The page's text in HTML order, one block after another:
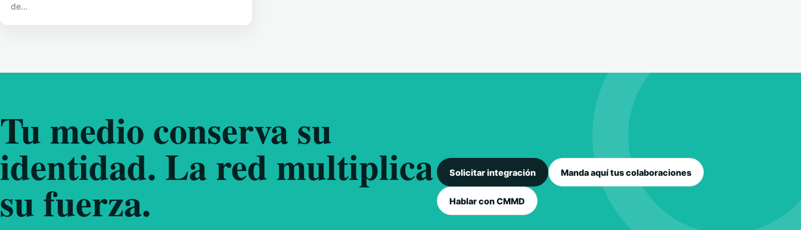
de…
Tu medio conserva su
identidad. La red multiplica
su fuerza.
Solicitar integración Manda aquí tus colaboraciones
Hablar con CMMD